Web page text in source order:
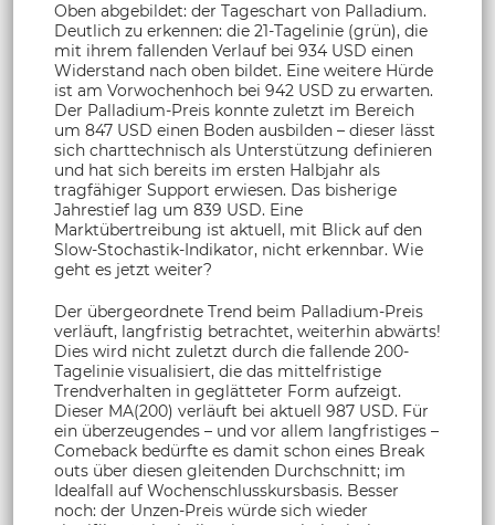
Oben abgebildet: der Tageschart von Palladium.
Deutlich zu erkennen: die 21-Tagelinie (grün), die
mit ihrem fallenden Verlauf bei 934 USD einen
Widerstand nach oben bildet. Eine weitere Hürde
ist am Vorwochenhoch bei 942 USD zu erwarten.
Der Palladium-Preis konnte zuletzt im Bereich
um 847 USD einen Boden ausbilden – dieser lässt
sich charttechnisch als Unterstützung definieren
und hat sich bereits im ersten Halbjahr als
tragfähiger Support erwiesen. Das bisherige
Jahrestief lag um 839 USD. Eine
Marktübertreibung ist aktuell, mit Blick auf den
Slow-Stochastik-Indikator, nicht erkennbar. Wie
geht es jetzt weiter?
Der übergeordnete Trend beim Palladium-Preis
verläuft, langfristig betrachtet, weiterhin abwärts!
Dies wird nicht zuletzt durch die fallende 200-
Tagelinie visualisiert, die das mittelfristige
Trendverhalten in geglätteter Form aufzeigt.
Dieser MA(200) verläuft bei aktuell 987 USD. Für
ein überzeugendes – und vor allem langfristiges –
Comeback bedürfte es damit schon eines Break
outs über diesen gleitenden Durchschnitt; im
Idealfall auf Wochenschlusskursbasis. Besser
noch: der Unzen-Preis würde sich wieder